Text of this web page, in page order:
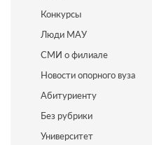
Конкурсы
Люди МАУ
СМИ о филиале
Новости опорного вуза
Абитуриенту
Без рубрики
Университет